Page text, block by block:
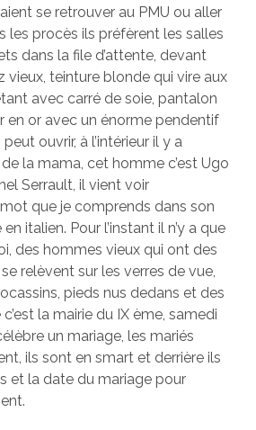
se retrouver au PMU ou aller
les procès ils préfèrent les salles
dans la file d’attente, devant
vieux, teinture blonde qui vire aux
avec carré de soie, pantalon
en or avec un énorme pendentif
ouvrir, à l’intérieur il y a
la mama, cet homme c’est Ugo
Serrault, il vient voir
que je comprends dans son
italien. Pour l’instant il n’y a que
des hommes vieux qui ont des
relèvent sur les verres de vue,
pieds nus dedans et des
la mairie du IX ème, samedi
un mariage, les mariés
ils sont en smart et derrière ils
et la date du mariage pour